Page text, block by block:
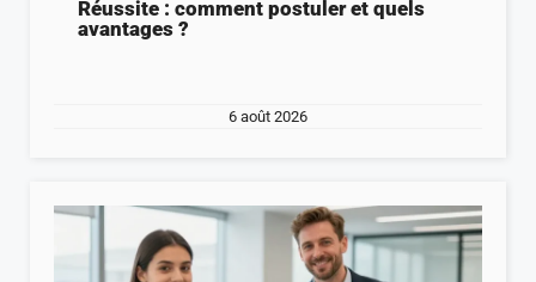
Réussite : comment postuler et quels
avantages ?
6 août 2026